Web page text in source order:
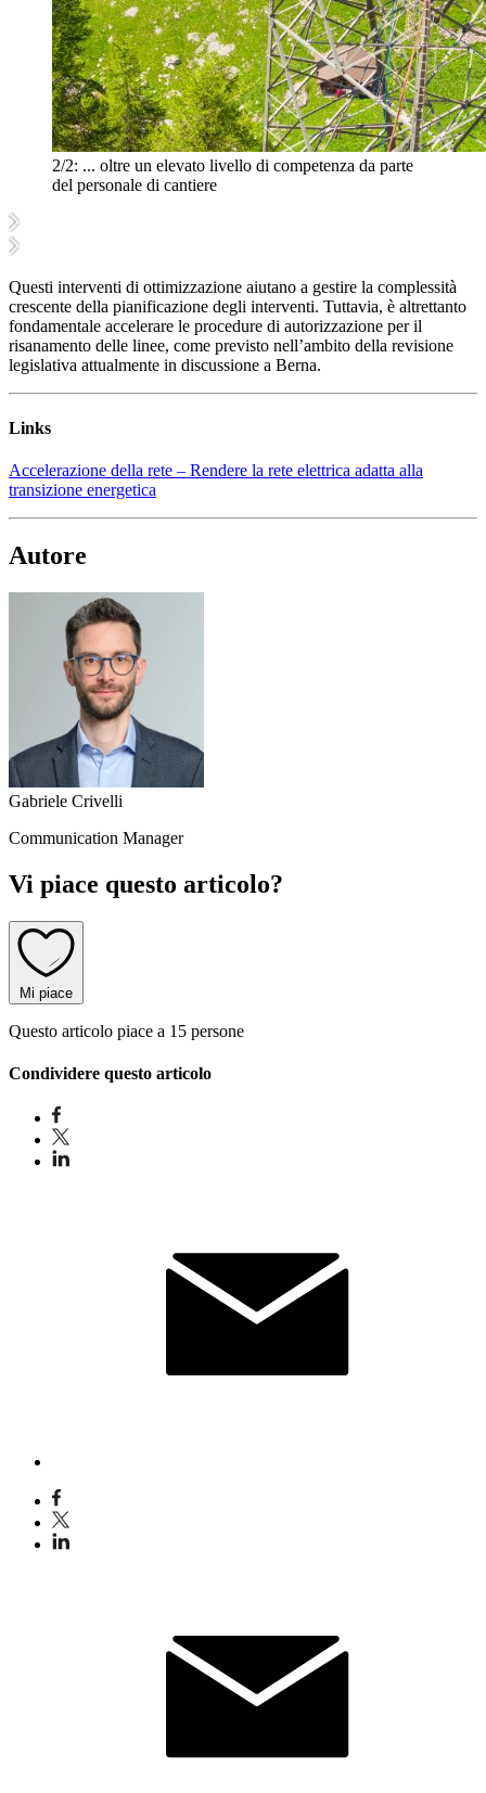
2/2: ... oltre un elevato livello di competenza da parte
del personale di cantiere
Questi interventi di ottimizzazione aiutano a gestire la complessità
crescente della pianificazione degli interventi. Tuttavia, è altrettanto
fondamentale accelerare le procedure di autorizzazione per il
risanamento delle linee, come previsto nell’ambito della revisione
legislativa attualmente in discussione a Berna.
Links
Accelerazione della rete – Rendere la rete elettrica adatta alla
transizione energetica
Autore
Gabriele Crivelli
Communication Manager
Vi piace questo articolo?
Mi piace
Questo articolo piace a 15 persone
Condividere questo articolo